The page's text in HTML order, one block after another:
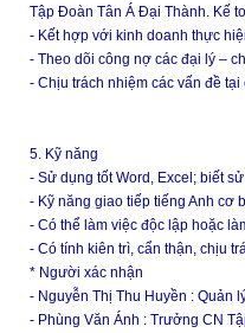
Tập Đoàn Tân Á Đại Thành. Kế
- Kết hợp với kinh doanh thực
- Theo dõi công nợ các đại lý –
- Chịu trách nhiệm các vấn đề
5. Kỹ năng
- Sử dụng tốt Word, Excel; biết
- Kỹ năng giao tiếp tiếng Anh cơ
- Có thể làm việc độc lập hoặc
- Có tính kiên trì, cẩn thận, chịu
* Người xác nhận
- Nguyễn Thị Thu Huyền : Quản
- Phùng Văn Ánh : Trưởng CN